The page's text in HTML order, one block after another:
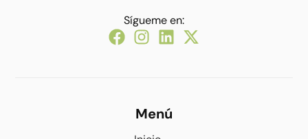
Sígueme en:
Menú